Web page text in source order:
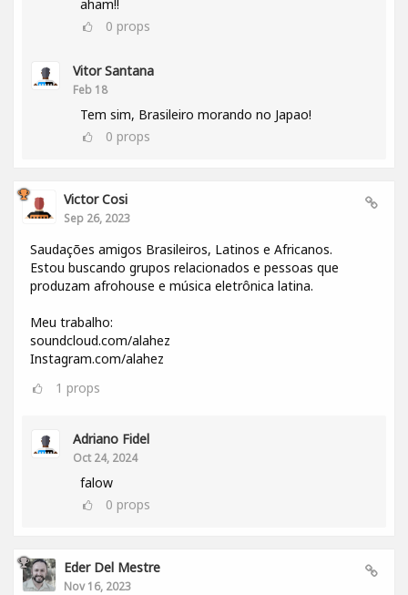
aham!!
0 props
Vitor Santana
Feb 18
Tem sim, Brasileiro morando no Japao!
0 props
Victor Cosi
Sep 26, 2023
Saudações amigos Brasileiros, Latinos e Africanos.
Estou buscando grupos relacionados e pessoas que
produzam afrohouse e música eletrônica latina.
Meu trabalho:
soundcloud.com/alahez
Instagram.com/alahez
1 props
Adriano Fidel
Oct 24, 2024
falow
0 props
Eder Del Mestre
Nov 16, 2023